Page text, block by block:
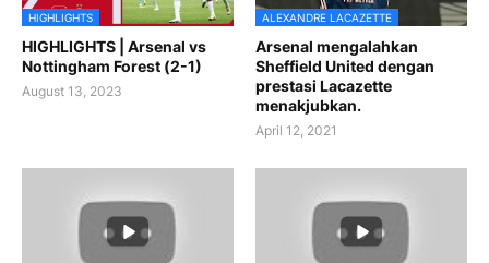
HIGHLIGHTS
HIGHLIGHTS | Arsenal vs
Nottingham Forest (2-1)
August 13, 2023
ALEXANDRE LACAZETTE
Arsenal mengalahkan
Sheffield United dengan
prestasi Lacazette
menakjubkan.
April 12, 2021